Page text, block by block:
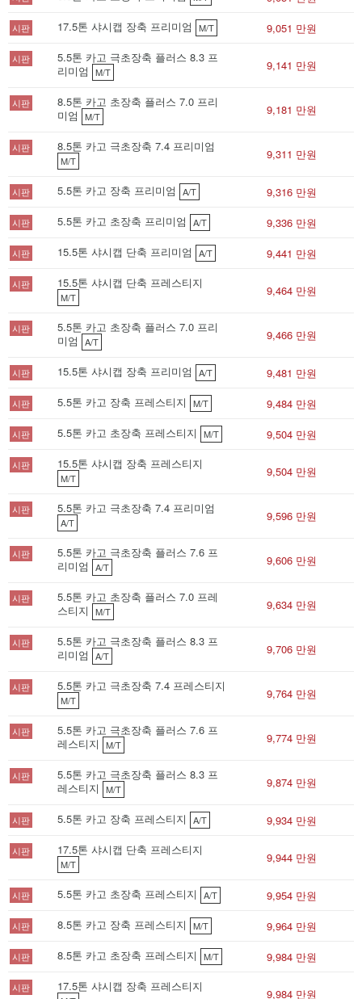
시판 17.5톤 샤시캡 장축 프리미엄 M/T 9,051 만원
시판
5.5톤 카고 극초장축 플러스 8.3 프
리미엄
M/T 9,141 만원
시판
8.5톤 카고 초장축 플러스 7.0 프리
미엄
M/T 9,181 만원
시판 8.5톤 카고 극초장축 7.4 프리미엄
M/T 9,311 만원
시판 5.5톤 카고 장축 프리미엄 A/T 9,316 만원
시판 5.5톤 카고 초장축 프리미엄 A/T 9,336 만원
시판 15.5톤 샤시캡 단축 프리미엄 A/T 9,441 만원
시판 15.5톤 샤시캡 단축 프레스티지
M/T 9,464 만원
시판
5.5톤 카고 초장축 플러스 7.0 프리
미엄
A/T 9,466 만원
시판 15.5톤 샤시캡 장축 프리미엄 A/T 9,481 만원
시판 5.5톤 카고 장축 프레스티지 M/T 9,484 만원
시판 5.5톤 카고 초장축 프레스티지 M/T 9,504 만원
시판 15.5톤 샤시캡 장축 프레스티지
M/T 9,504 만원
시판 5.5톤 카고 극초장축 7.4 프리미엄
A/T 9,596 만원
시판
5.5톤 카고 극초장축 플러스 7.6 프
리미엄
A/T 9,606 만원
시판
5.5톤 카고 초장축 플러스 7.0 프레
스티지
M/T 9,634 만원
시판
5.5톤 카고 극초장축 플러스 8.3 프
리미엄
A/T 9,706 만원
시판 5.5톤 카고 극초장축 7.4 프레스티지
M/T 9,764 만원
시판
5.5톤 카고 극초장축 플러스 7.6 프
레스티지
M/T 9,774 만원
시판
5.5톤 카고 극초장축 플러스 8.3 프
레스티지
M/T 9,874 만원
시판 5.5톤 카고 장축 프레스티지 A/T 9,934 만원
시판 17.5톤 샤시캡 단축 프레스티지
M/T 9,944 만원
시판 5.5톤 카고 초장축 프레스티지 A/T 9,954 만원
시판 8.5톤 카고 장축 프레스티지 M/T 9,964 만원
시판 8.5톤 카고 초장축 프레스티지 M/T 9,984 만원
시판 17.5톤 샤시캡 장축 프레스티지
9,984 만원